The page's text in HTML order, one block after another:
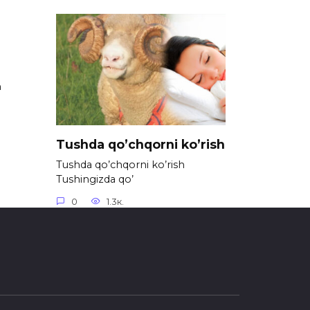
Tushda qo’chqorni ko’rish
Tushda qo’chqorni ko’rish
Tushingizda qo’
0 1.3к.